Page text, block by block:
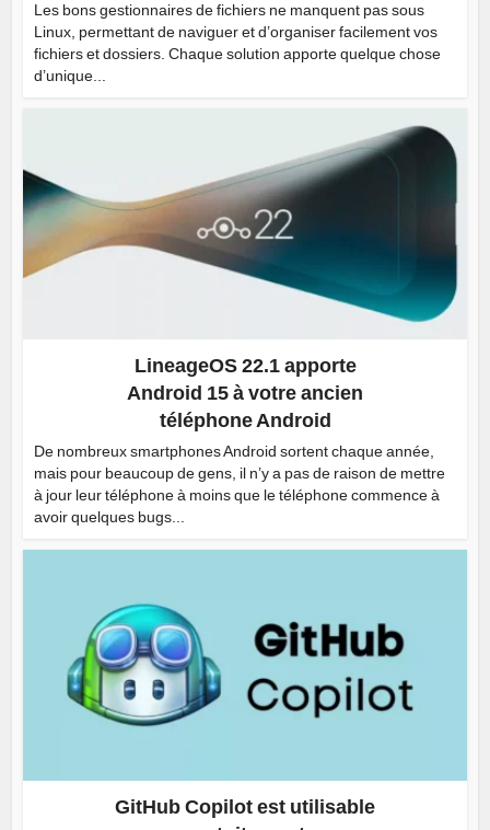
Les bons gestionnaires de fichiers ne manquent pas sous
Linux, permettant de naviguer et d’organiser facilement vos
fichiers et dossiers. Chaque solution apporte quelque chose
d’unique...
LineageOS 22.1 apporte
Android 15 à votre ancien
téléphone Android
De nombreux smartphones Android sortent chaque année,
mais pour beaucoup de gens, il n’y a pas de raison de mettre
à jour leur téléphone à moins que le téléphone commence à
avoir quelques bugs...
GitHub Copilot est utilisable